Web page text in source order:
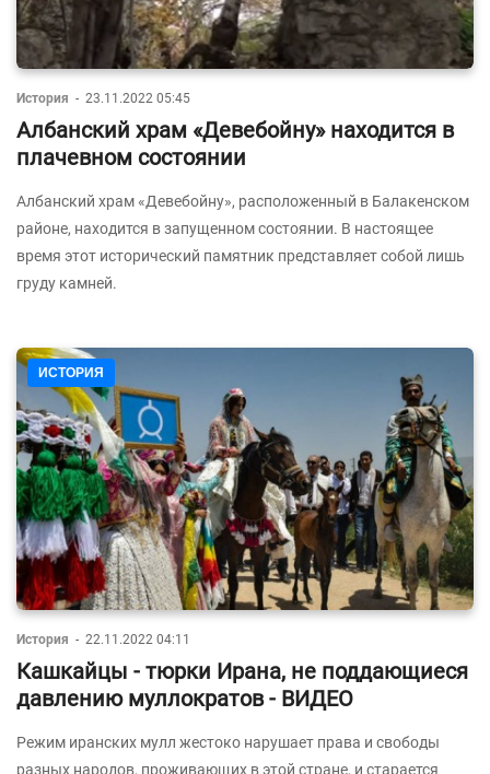
История - 23.11.2022 05:45
Албанский храм «Девебойну» находится в
плачевном состоянии
Албанский храм «Девебойну», расположенный в Балакенском
районе, находится в запущенном состоянии. В настоящее
время этот исторический памятник представляет собой лишь
груду камней.
ИСТОРИЯ
История - 22.11.2022 04:11
Кашкайцы - тюрки Ирана, не поддающиеся
давлению муллократов - ВИДЕО
Режим иранских мулл жестоко нарушает права и свободы
разных народов, проживающих в этой стране, и старается